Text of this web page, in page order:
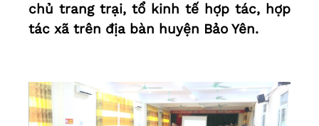
chủ trang trại, tổ kinh tế hợp tác, hợp
tác xã trên địa bàn huyện Bảo Yên.